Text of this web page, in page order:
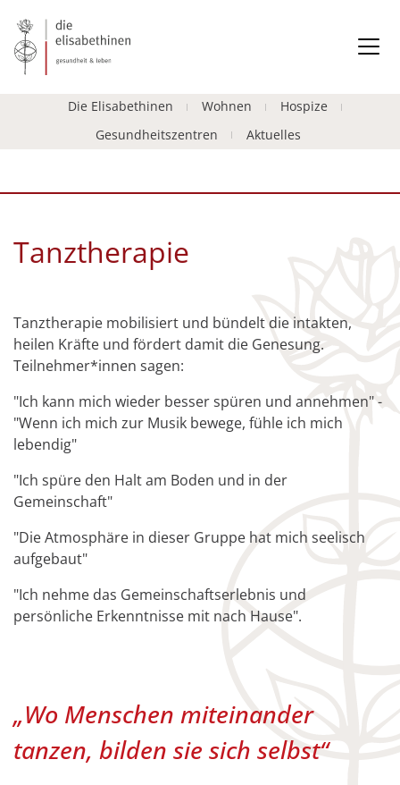
Die Elisabethinen Wohnen
Hospize
Gesundheitszentren
Aktuelles
Tanztherapie
Tanztherapie mobilisiert und bündelt die intakten,
heilen Kräfte und fördert damit die Genesung.
Teilnehmer*innen sagen:
"Ich kann mich wieder besser spüren und annehmen" -
"Wenn ich mich zur Musik bewege, fühle ich mich
lebendig"
"Ich spüre den Halt am Boden und in der
Gemeinschaft"
"Die Atmosphäre in dieser Gruppe hat mich seelisch
aufgebaut"
"Ich nehme das Gemeinschaftserlebnis und
persönliche Erkenntnisse mit nach Hause".
„Wo Menschen miteinander
tanzen, bilden sie sich selbst“